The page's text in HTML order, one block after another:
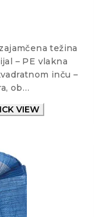
težina
– PE vlakna
inču –
ob…
VIEW